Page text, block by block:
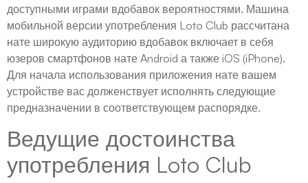
доступными играми вдобавок вероятностями. Машина
мобильной версии употребления Loto Club рассчитана
нате широкую аудиторию вдобавок включает в себя
юзеров смартфонов нате Android а также iOS (iPhone).
Для начала использования приложения нате вашем
устройстве вас долженствует исполнять следующие
предназначении в соответствующем распорядке.
Ведущие достоинства
употребления Loto Club